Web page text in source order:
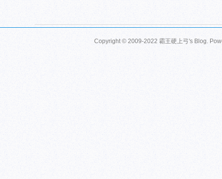
Copyright © 2009-2022 霸王硬上弓's Blog.